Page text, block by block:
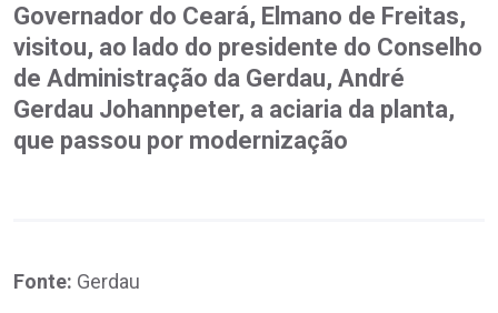
Governador do Ceará, Elmano de Freitas,
visitou, ao lado do presidente do Conselho
de Administração da Gerdau, André
Gerdau Johannpeter, a aciaria da planta,
que passou por modernização
Fonte: Gerdau